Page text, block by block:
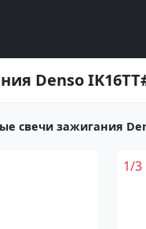
Denso
свечи зажигания
1/3